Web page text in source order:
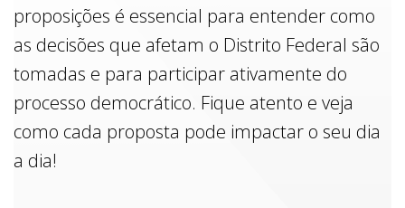
proposições é essencial para entender como
as decisões que afetam o Distrito Federal são
tomadas e para participar ativamente do
processo democrático. Fique atento e veja
como cada proposta pode impactar o seu dia
a dia!